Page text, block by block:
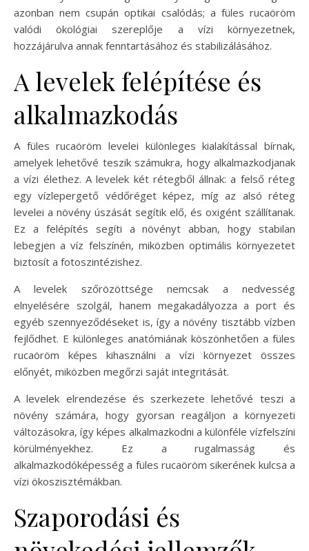
azonban nem csupán optikai csalódás; a füles rucaöröm
valódi ökológiai szereplője a vízi környezetnek,
hozzájárulva annak fenntartásához és stabilizálásához.
A levelek felépítése és
alkalmazkodás
A füles rucaöröm levelei különleges kialakítással bírnak,
amelyek lehetővé teszik számukra, hogy alkalmazkodjanak
a vízi élethez. A levelek két rétegből állnak: a felső réteg
egy vízlepergető védőréget képez, míg az alsó réteg
levelei a növény úszását segítik elő, és oxigént szállítanak.
Ez a felépítés segíti a növényt abban, hogy stabilan
lebegjen a víz felszínén, miközben optimális környezetet
biztosít a fotoszintézishez.
A levelek szőrözöttsége nemcsak a nedvesség
elnyelésére szolgál, hanem megakadályozza a port és
egyéb szennyeződéseket is, így a növény tisztább vízben
fejlődhet. E különleges anatómiának köszönhetően a füles
rucaöröm képes kihasználni a vízi környezet összes
előnyét, miközben megőrzi saját integritását.
A levelek elrendezése és szerkezete lehetővé teszi a
növény számára, hogy gyorsan reagáljon a környezeti
változásokra, így képes alkalmazkodni a különféle vízfelszíni
körülményekhez. Ez a rugalmasság és
alkalmazkodóképesség a füles rucaöröm sikerének kulcsa a
vízi ökoszisztémákban.
Szaporodási és